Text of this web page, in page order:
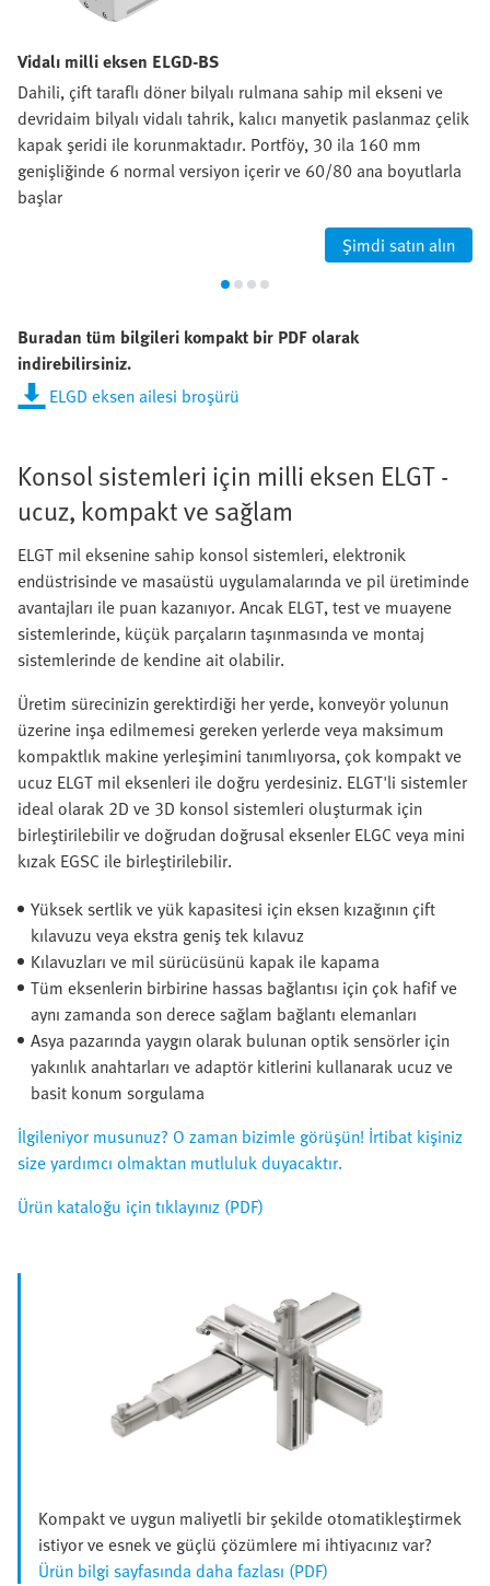
Vidalı milli eksen ELGD-BS
Dahili, çift taraflı döner bilyalı rulmana sahip mil ekseni ve
devridaim bilyalı vidalı tahrik, kalıcı manyetik paslanmaz çelik
kapak şeridi ile korunmaktadır. Portföy, 30 ila 160 mm
genişliğinde 6 normal versiyon içerir ve 60/80 ana boyutlarla
başlar
Şimdi satın alın
Buradan tüm bilgileri kompakt bir PDF olarak
indirebilirsiniz.
ELGD eksen ailesi broşürü
Konsol sistemleri için milli eksen ELGT -
ucuz, kompakt ve sağlam
ELGT mil eksenine sahip konsol sistemleri, elektronik
endüstrisinde ve masaüstü uygulamalarında ve pil üretiminde
avantajları ile puan kazanıyor. Ancak ELGT, test ve muayene
sistemlerinde, küçük parçaların taşınmasında ve montaj
sistemlerinde de kendine ait olabilir.
Üretim sürecinizin gerektirdiği her yerde, konveyör yolunun
üzerine inşa edilmemesi gereken yerlerde veya maksimum
kompaktlık makine yerleşimini tanımlıyorsa, çok kompakt ve
ucuz ELGT mil eksenleri ile doğru yerdesiniz. ELGT'li sistemler
ideal olarak 2D ve 3D konsol sistemleri oluşturmak için
birleştirilebilir ve doğrudan doğrusal eksenler ELGC veya mini
kızak EGSC ile birleştirilebilir.
Yüksek sertlik ve yük kapasitesi için eksen kızağının çift
kılavuzu veya ekstra geniş tek kılavuz
Kılavuzları ve mil sürücüsünü kapak ile kapama
Tüm eksenlerin birbirine hassas bağlantısı için çok hafif ve
aynı zamanda son derece sağlam bağlantı elemanları
Asya pazarında yaygın olarak bulunan optik sensörler için
yakınlık anahtarları ve adaptör kitlerini kullanarak ucuz ve
basit konum sorgulama
İlgileniyor musunuz? O zaman bizimle görüşün! İrtibat kişiniz
size yardımcı olmaktan mutluluk duyacaktır.
Ürün kataloğu için tıklayınız (PDF)
Kompakt ve uygun maliyetli bir şekilde otomatikleştirmek
istiyor ve esnek ve güçlü çözümlere mi ihtiyacınız var?
Ürün bilgi sayfasında daha fazlası (PDF)